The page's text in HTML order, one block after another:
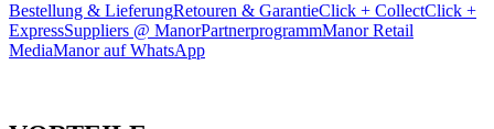
Bestellung & LieferungRetouren & GarantieClick + CollectClick +
ExpressSuppliers @ ManorPartnerprogrammManor Retail
MediaManor auf WhatsApp